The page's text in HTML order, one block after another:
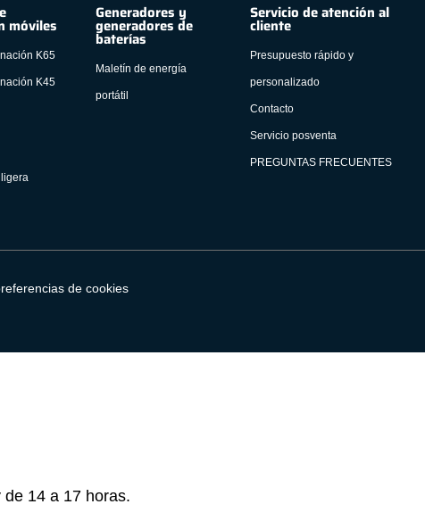
móviles
K65
K45
Generadores y
generadores de
baterías
Maletín de energía
portátil
Servicio de atención al
cliente
Presupuesto rápido y
personalizado
Contacto
Servicio posventa
PREGUNTAS FRECUENTES
de cookies
14 a 17 horas.